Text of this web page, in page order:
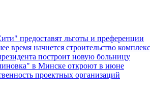
предоставят льготы и преференции
время начнется строительство
построит новую больницу
в Минске откроют в июне
проектных организаций